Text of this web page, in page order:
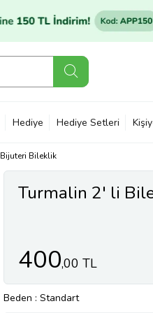
Hediye Hediye Setleri
Bijuteri Bileklik
Turmalin 2' li
400,00 TL
Beden : Standart